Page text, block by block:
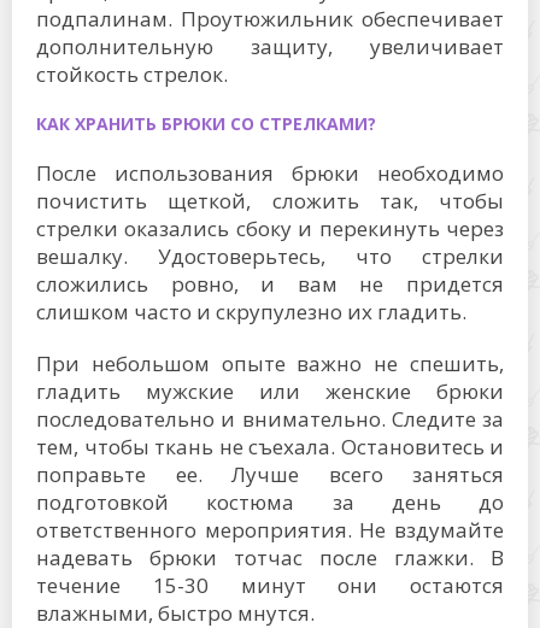
подпалинам. Проутюжильник обеспечивает
дополнительную защиту, увеличивает
стойкость стрелок.
КАК ХРАНИТЬ БРЮКИ СО СТРЕЛКАМИ?
После использования брюки необходимо
почистить щеткой, сложить так, чтобы
стрелки оказались сбоку и перекинуть через
вешалку. Удостоверьтесь, что стрелки
сложились ровно, и вам не придется
слишком часто и скрупулезно их гладить.
При небольшом опыте важно не спешить,
гладить мужские или женские брюки
последовательно и внимательно. Следите за
тем, чтобы ткань не съехала. Остановитесь и
поправьте ее. Лучше всего заняться
подготовкой костюма за день до
ответственного мероприятия. Не вздумайте
надевать брюки тотчас после глажки. В
течение 15-30 минут они остаются
влажными, быстро мнутся.